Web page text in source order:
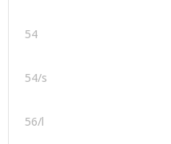
54
54/s
56/l